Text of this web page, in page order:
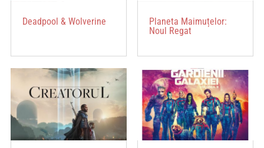
Deadpool & Wolverine
Planeta Maimuțelor:
Noul Regat